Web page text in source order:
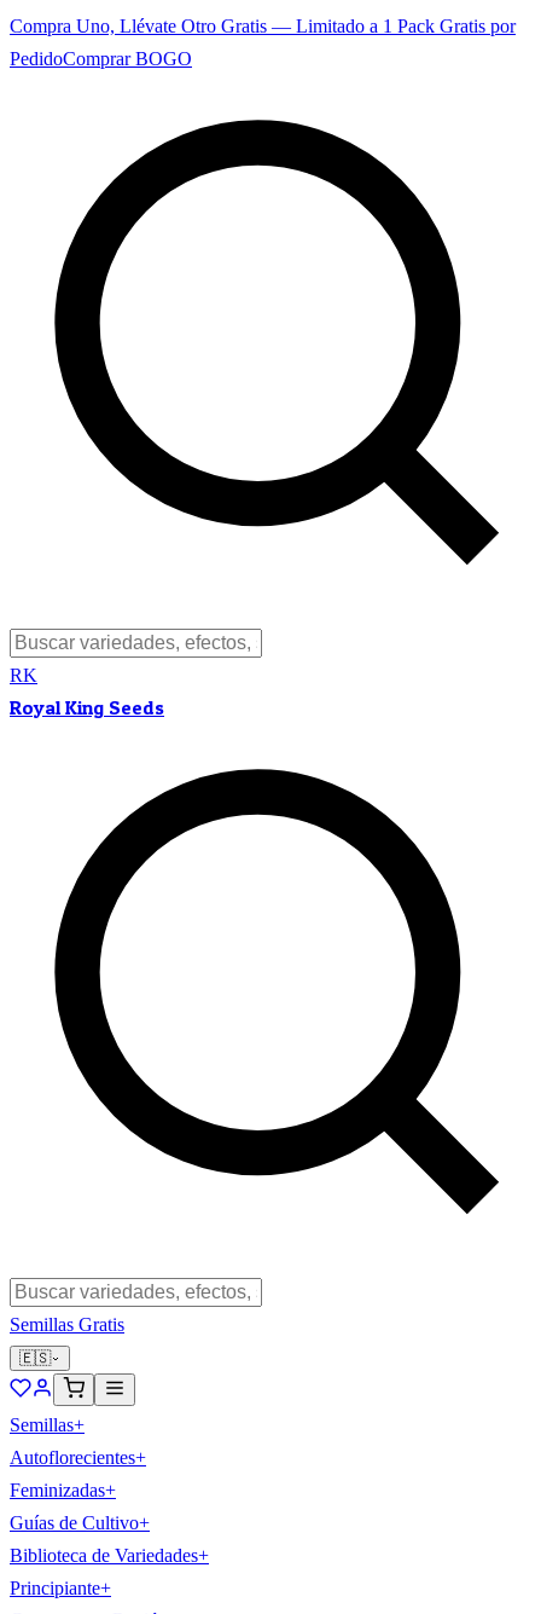
Compra Uno, Llévate Otro Gratis — Limitado a 1 Pack Gratis por
PedidoComprar BOGO
RK
Royal King Seeds
Semillas Gratis
🇪🇸
Semillas+
Autoflorecientes+
Feminizadas+
Guías de Cultivo+
Biblioteca de Variedades+
Principiante+